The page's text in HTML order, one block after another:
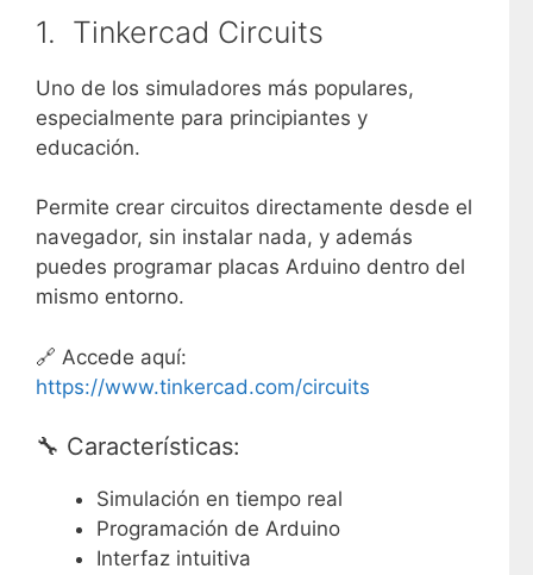
1. Tinkercad Circuits
Uno de los simuladores más populares,
especialmente para principiantes y
educación.
Permite crear circuitos directamente desde el
navegador, sin instalar nada, y además
puedes programar placas Arduino dentro del
mismo entorno.
🔗 Accede aquí:
https://www.tinkercad.com/circuits
🔧 Características:
Simulación en tiempo real
Programación de Arduino
Interfaz intuitiva